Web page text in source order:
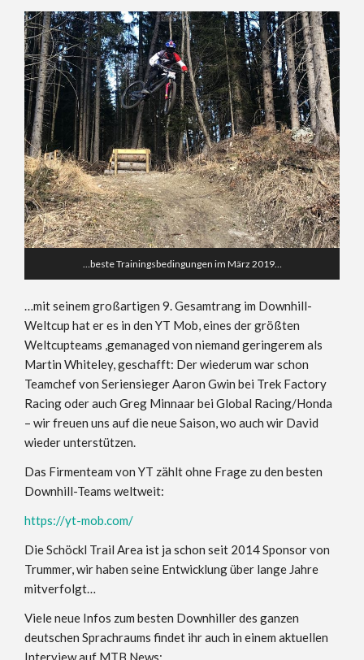
…beste Trainingsbedingungen im März 2019…
…mit seinem großartigen 9. Gesamtrang im Downhill-
Weltcup hat er es in den YT Mob, eines der größten
Weltcupteams ,gemanaged von niemand geringerem als
Martin Whiteley, geschafft: Der wiederum war schon
Teamchef von Seriensieger Aaron Gwin bei Trek Factory
Racing oder auch Greg Minnaar bei Global Racing/Honda
– wir freuen uns auf die neue Saison, wo auch wir David
wieder unterstützen.
Das Firmenteam von YT zählt ohne Frage zu den besten
Downhill-Teams weltweit:
https://yt-mob.com/
Die Schöckl Trail Area ist ja schon seit 2014 Sponsor von
Trummer, wir haben seine Entwicklung über lange Jahre
mitverfolgt…
Viele neue Infos zum besten Downhiller des ganzen
deutschen Sprachraums findet ihr auch in einem aktuellen
Interview auf MTB News: